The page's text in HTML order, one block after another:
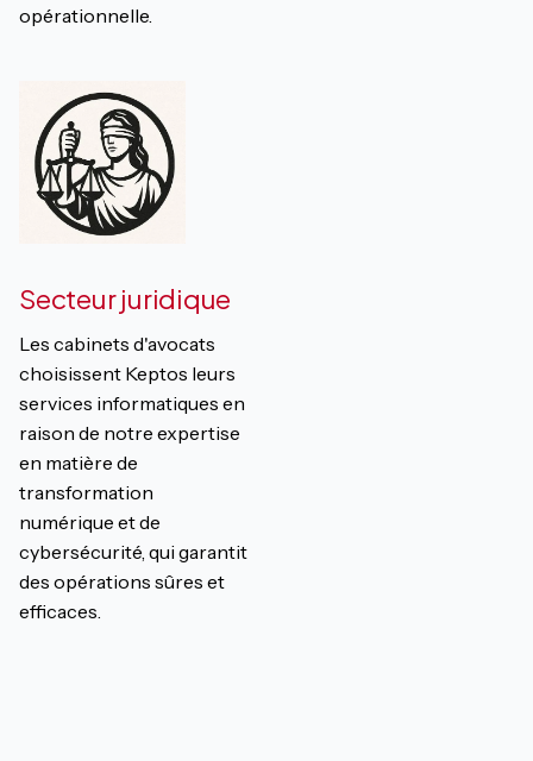
opérationnelle.
Secteur juridique
Les cabinets d'avocats
choisissent Keptos leurs
services informatiques en
raison de notre expertise
en matière de
transformation
numérique et de
cybersécurité, qui garantit
des opérations sûres et
efficaces.